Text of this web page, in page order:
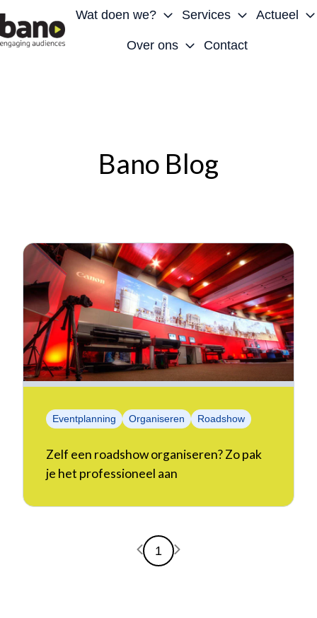
Wat doen we? Services Actueel
Over ons Contact
Bano Blog
Eventplanning Organiseren Roadshow
Zelf een roadshow organiseren? Zo pak
je het professioneel aan
Vorige pagina
1 Volgende pagina